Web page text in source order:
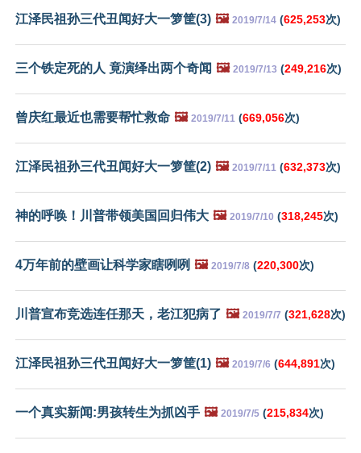
江泽民祖孙三代丑闻好大一箩筐(3) 🖼️ 2019/7/14 (625,253次)
三个铁定死的人 竟演绎出两个奇闻 🖼️ 2019/7/13 (249,216次)
曾庆红最近也需要帮忙救命 🖼️ 2019/7/11 (669,056次)
江泽民祖孙三代丑闻好大一箩筐(2) 🖼️ 2019/7/11 (632,373次)
神的呼唤！川普带领美国回归伟大 🖼️ 2019/7/10 (318,245次)
4万年前的壁画让科学家瞎咧咧 🖼️ 2019/7/8 (220,300次)
川普宣布竞选连任那天，老江犯病了 🖼️ 2019/7/7 (321,628次)
江泽民祖孙三代丑闻好大一箩筐(1) 🖼️ 2019/7/6 (644,891次)
一个真实新闻:男孩转生为抓凶手 🖼️ 2019/7/5 (215,834次)